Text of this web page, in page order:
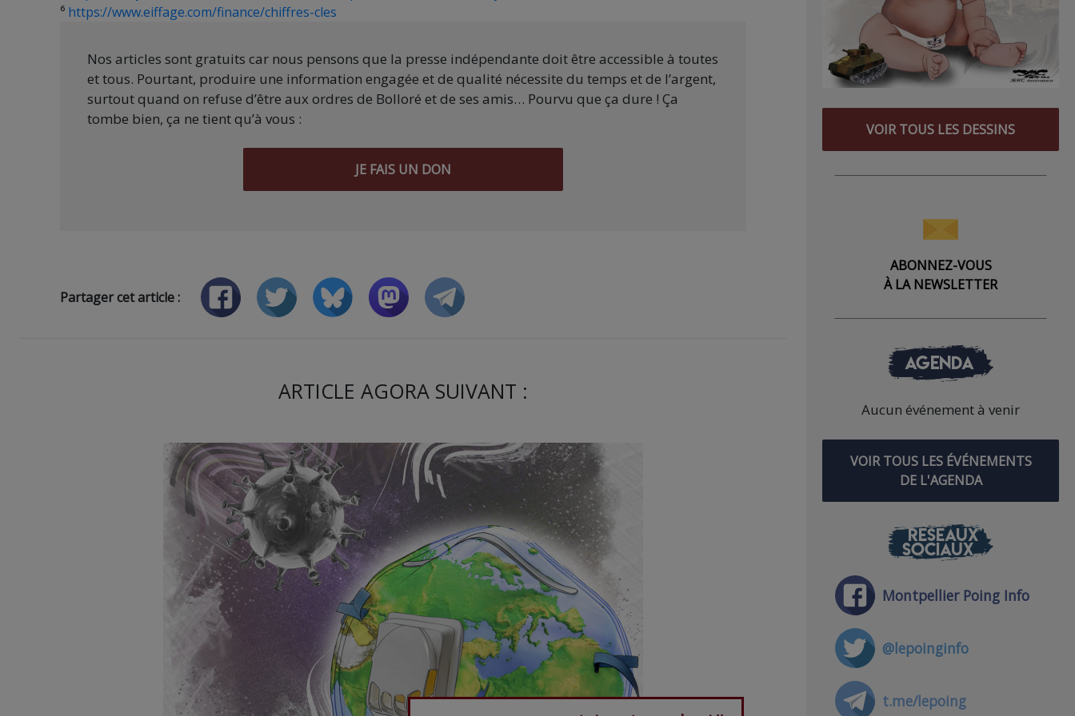
⁶ https://www.eiffage.com/finance/chiffres-cles
Nos articles sont gratuits car nous pensons que la presse indépendante doit être accessible à toutes
et tous. Pourtant, produire une information engagée et de qualité nécessite du temps et de l’argent,
surtout quand on refuse d’être aux ordres de Bolloré et de ses amis… Pourvu que ça dure ! Ça
tombe bien, ça ne tient qu’à vous :
JE FAIS UN DON
Partager cet article :
ARTICLE AGORA SUIVANT :
VOIR TOUS LES DESSINS
ABONNEZ-VOUS
À LA NEWSLETTER
AGENDA
Aucun événement à venir
VOIR TOUS LES ÉVÉNEMENTS
DE L'AGENDA
RÉSEAUX
SOCIAUX
Montpellier Poing Info
@lepoinginfo
t.me/lepoing